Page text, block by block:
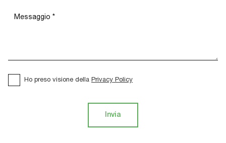
Ho preso visione della Privacy Policy
Invia